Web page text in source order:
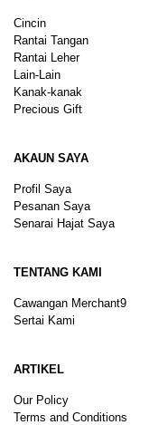
Cincin
Rantai Tangan
Rantai Leher
Lain-Lain
Kanak-kanak
Precious Gift
AKAUN SAYA
Profil Saya
Pesanan Saya
Senarai Hajat Saya
TENTANG KAMI
Cawangan Merchant9
Sertai Kami
ARTIKEL
Our Policy
Terms and Conditions